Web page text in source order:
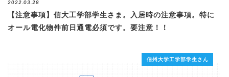
2022.03.28
【注意事項】信大工学部学生さま。入居時の注意事項。特に
オール電化物件前日通電必須です。要注意！！
信州大学工学部学生さん